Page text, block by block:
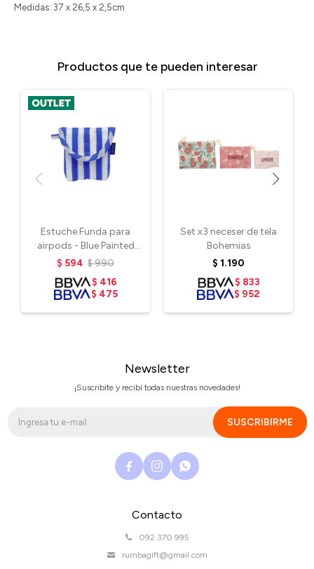
Medidas: 37 x 26,5 x 2,5cm
Productos que te pueden interesar
Estuche Funda para
airpods - Blue Painted
Stripe
$ 594 $990
$ 416
$ 475
Set x3 neceser de tela
Bohemias
$ 1.190
$ 833
$ 952
Contacto
092 370 995
rumbagift@gmail.com
Newsletter
¡Suscribite y recibí todas nuestras novedades!
SUSCRIBIRME
  